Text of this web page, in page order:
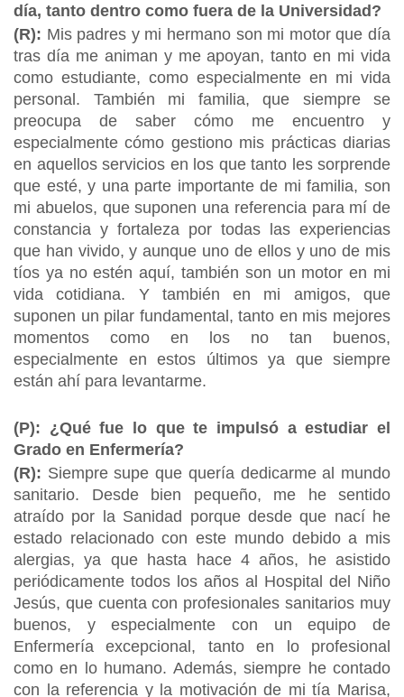
día, tanto dentro como fuera de la Universidad?
(R): Mis padres y mi hermano son mi motor que día
tras día me animan y me apoyan, tanto en mi vida
como estudiante, como especialmente en mi vida
personal. También mi familia, que siempre se
preocupa de saber cómo me encuentro y
especialmente cómo gestiono mis prácticas diarias
en aquellos servicios en los que tanto les sorprende
que esté, y una parte importante de mi familia, son
mi abuelos, que suponen una referencia para mí de
constancia y fortaleza por todas las experiencias
que han vivido, y aunque uno de ellos y uno de mis
tíos ya no estén aquí, también son un motor en mi
vida cotidiana. Y también en mi amigos, que
suponen un pilar fundamental, tanto en mis mejores
momentos como en los no tan buenos,
especialmente en estos últimos ya que siempre
están ahí para levantarme.
(P): ¿Qué fue lo que te impulsó a estudiar el
Grado en Enfermería?
(R): Siempre supe que quería dedicarme al mundo
sanitario. Desde bien pequeño, me he sentido
atraído por la Sanidad porque desde que nací he
estado relacionado con este mundo debido a mis
alergias, ya que hasta hace 4 años, he asistido
periódicamente todos los años al Hospital del Niño
Jesús, que cuenta con profesionales sanitarios muy
buenos, y especialmente con un equipo de
Enfermería excepcional, tanto en lo profesional
como en lo humano. Además, siempre he contado
con la referencia y la motivación de mi tía Marisa,